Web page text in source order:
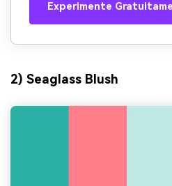
Experimente
2) Seaglass Blush